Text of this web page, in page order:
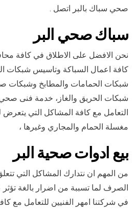
صحي سباك بالبر اتصل .
سباك صحي البر
نحن الافضل على الاطلاق في كافة
كافة اعمال السباكة وتاسيس
شبكات الحمامات والمطابخ وشبكات
شبكات الحريق والغاز، خدمة فنى صحي
التعامل مع كافة المشاكل التي يتعرض
مغسلة الحمام والمجاري وغيرها ،
بيع ادوات صحية البر
من المهم ان نتدارك المشاكل التي
الصرف لما تسببة من اضرار بالغة تؤثر
في شركتنا امهر الفنيين للتعامل مع